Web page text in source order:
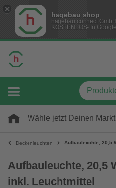
hagebau shop
hagebau connect
KOSTENLOS- In
Wähle jetzt Deinen Markt
Deckenleuchten Aufbauleuchte, 20,5
Aufbauleuchte, 20,5
inkl. Leuchtmittel